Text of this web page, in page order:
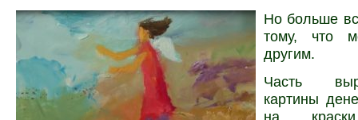
Но больше
тому, что
другим.
Часть
картины
на